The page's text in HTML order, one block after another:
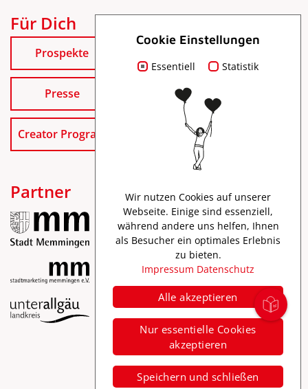
Für Dich
Prospekte
Presse
Creator Program
Partner
Impressum
Datenschutz
Barrierefreiheit
Cookie Einstellungen
Essentiell Statistik
Wir nutzen Cookies auf unserer
Webseite. Einige sind essenziell,
während andere uns helfen, Ihnen
als Besucher ein optimales Erlebnis
zu bieten.
Impressum Datenschutz
Alle akzeptieren
Nur essentielle Cookies
akzeptieren
Speichern und schließen